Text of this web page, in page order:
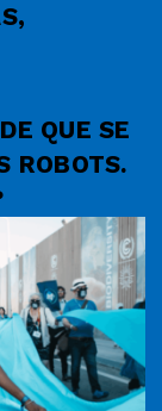
QUE SE
ROBOTS.